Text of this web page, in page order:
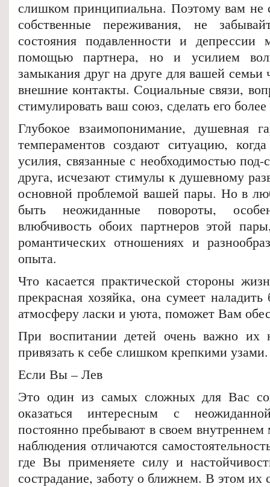
слишком принципиальна. Поэтому вам не
собственные переживания, не
состояния подавленности и
помощью партнера, но и усилием
замыкания друг на друге для вашей
внешние контакты. Социальные связи,
стимулировать ваш союз, сделать его
Глубокое взаимопонимание, душевная
темпераментов создают ситуацию,
усилия, связанные с необходимостью под-
друга, исчезают стимулы к душевному
основной проблемой вашей пары. Но в
быть неожиданные повороты,
влюбчивость обоих партнеров этой
романтических отношениях и
опыта.
Что касается практической стороны
прекрасная хозяйка, она сумеет
атмосферу ласки и уюта, поможет Вам
При воспитании детей очень важно их
привязать к себе слишком крепкими узами.
Если Вы – Лев
Это один из самых сложных для Вас
оказаться интересным с
постоянно пребывают в своем
наблюдения отличаются
где Вы применяете силу и
сострадание, заботу о ближнем. В этом их